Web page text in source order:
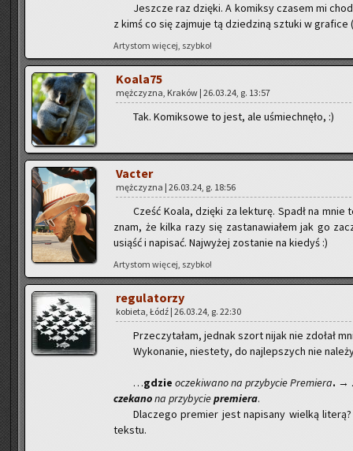
Jesz­cze raz dzię­ki. A ko­mik­sy cza­sem mi
z kimś co się zaj­mu­je tą dzie­dzi­ną sztu­ki w gra­fi­ce
Ar­ty­stom wię­cej, szyb­ko!
Ko­ala­75
męż­czy­zna, Kra­ków | 26.03.24, g. 13:57
Tak. Ko­mik­so­we to jest, ale uśmiech­nę­ło, :)
Vac­ter
męż­czy­zna | 26.03.24, g. 18:56
Cześć Koala, dzię­ki za lek­tu­rę. Spadł na
znam, że kilka razy się za­sta­na­wia­łem jak go
usiąść i na­pi­sać. Naj­wy­żej zo­sta­nie na kie­dyś :)
Ar­ty­stom wię­cej, szyb­ko!
re­gu­la­to­rzy
ko­bie­ta, Łódź | 26.03.24, g. 22:30
Prze­czy­ta­łam, jed­nak szort nijak nie zdo­łał
Wy­ko­na­nie, nie­ste­ty, do naj­lep­szych nie
…gdzie ocze­ki­wa­no na przy­by­ciePre­mie­ra. →
cze­ka­nona przy­by­ciepre­mie­ra.
Dla­cze­go pre­mier jest na­pi­sa­ny wiel­ką
tek­stu.